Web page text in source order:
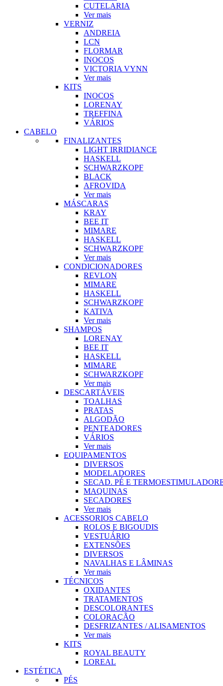
CUTELARIA
Ver mais
VERNIZ
ANDREIA
LCN
FLORMAR
INOCOS
VICTORIA VYNN
Ver mais
KITS
INOCOS
LORENAY
TREFFINA
VÁRIOS
CABELO
FINALIZANTES
LIGHT IRRIDIANCE
HASKELL
SCHWARZKOPF
BLACK
AFROVIDA
Ver mais
MÁSCARAS
KRAY
BEE IT
MIMARE
HASKELL
SCHWARZKOPF
Ver mais
CONDICIONADORES
REVLON
MIMARE
HASKELL
SCHWARZKOPF
KATIVA
Ver mais
SHAMPOS
LORENAY
BEE IT
HASKELL
MIMARE
SCHWARZKOPF
Ver mais
DESCARTÁVEIS
TOALHAS
PRATAS
ALGODÃO
PENTEADORES
VÁRIOS
Ver mais
EQUIPAMENTOS
DIVERSOS
MODELADORES
SECAD. PÉ E
MAQUINAS
SECADORES
Ver mais
ACESSORIOS CABELO
ROLOS E BIGOUDIS
VESTUÁRIO
EXTENSÕES
DIVERSOS
NAVALHAS E LÂMINAS
Ver mais
TÉCNICOS
OXIDANTES
TRATAMENTOS
DESCOLORANTES
COLORAÇÃO
DESFRIZANTES / ALISAMENTOS
Ver mais
KITS
ROYAL BEAUTY
LOREAL
ESTÉTICA
PÉS